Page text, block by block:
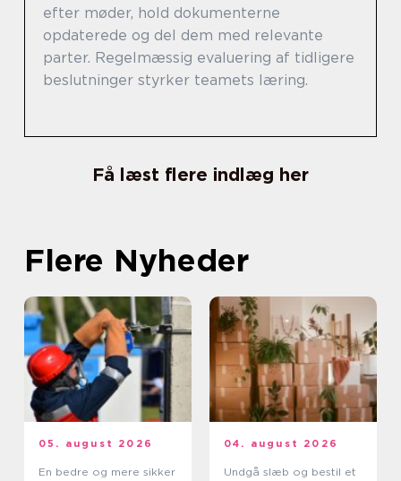
efter møder, hold dokumenterne
opdaterede og del dem med relevante
parter. Regelmæssig evaluering af tidligere
beslutninger styrker teamets læring.
Få læst flere indlæg her
Flere Nyheder
05. august 2026
En bedre og mere sikker
04. august 2026
Undgå slæb og bestil et